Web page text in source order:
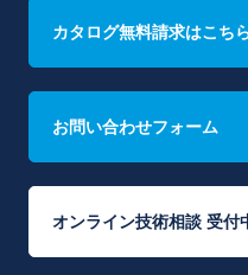
カタログ無料請求はこち
お問い合わせフォーム
オンライン技術相談 受付